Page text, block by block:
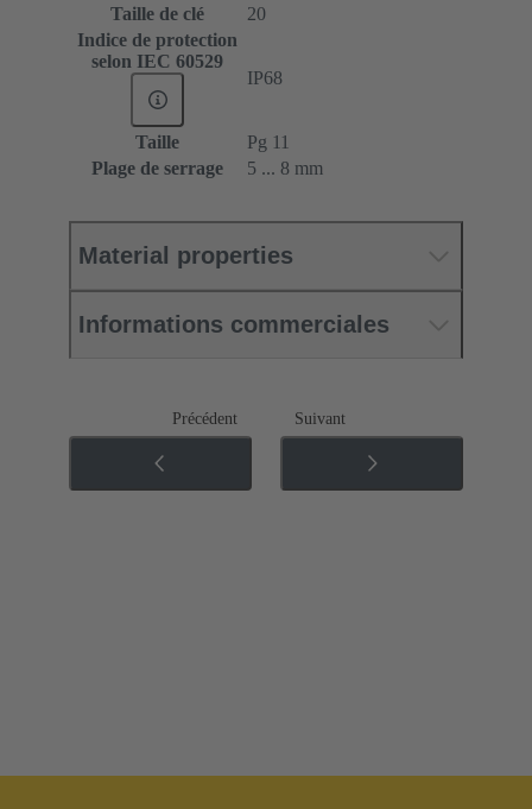
Taille de clé
20
Indice de protection
selon IEC 60529
IP68
Taille
Pg 11
Plage de serrage
5 ... 8 mm
Material properties
Informations commerciales
Précédent Suivant